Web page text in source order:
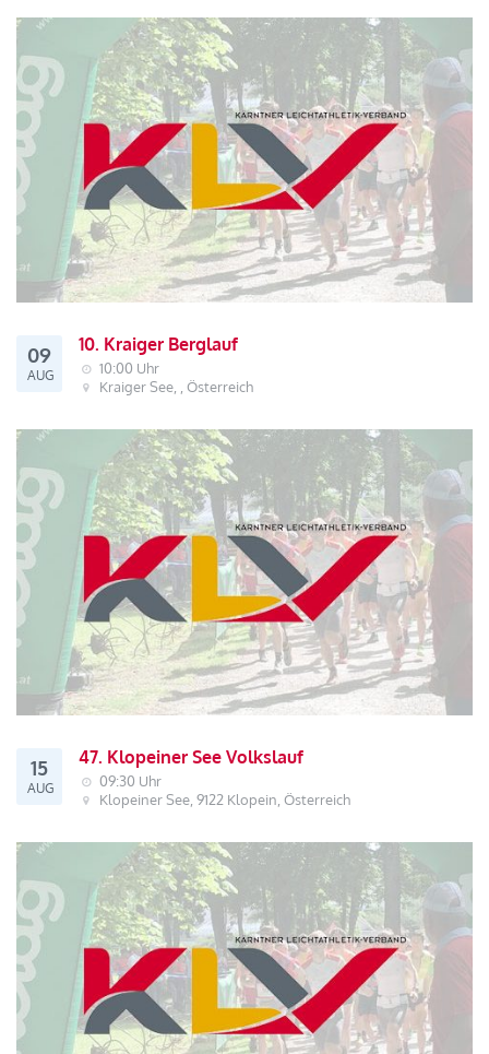
09
AUG
10. Kraiger Berglauf
10:00 Uhr
Kraiger See, , Österreich
15
AUG
47. Klopeiner See Volkslauf
09:30 Uhr
Klopeiner See, 9122 Klopein, Österreich